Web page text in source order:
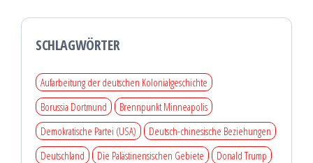
SCHLAGWÖRTER
Aufarbeitung der deutschen Kolonialgeschichte
Borussia Dortmund
Brennpunkt Minneapolis
Demokratische Partei (USA)
Deutsch-chinesische Beziehungen
Deutschland
Die Palästinensischen Gebiete
Donald Trump